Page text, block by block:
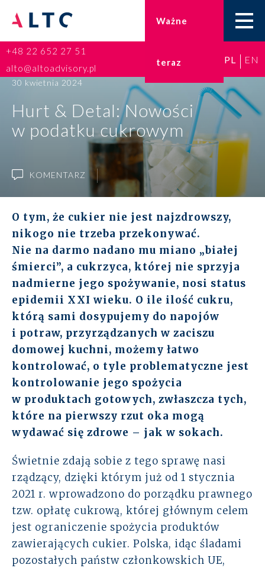
Ważne
teraz
Doradztwo podatkowe
Księgowość
Kadry i płace
ESG
Broker ubezpieczeniowy
Prawo karne dla biznesu
Rozwiązania
Zespół
Dołącz do nas
Dlaczego ALTO
Case studies
Baza wiedzy
ALTOstratus
Kontakt
+48 22 652 27 51
alto@altoadvisory.pl
PL EN
30 kwietnia 2024
Hurt & Detal: Nowości
w podatku cukrowym
KOMENTARZ
O tym, że cukier nie jest najzdrowszy,
nikogo nie trzeba przekonywać.
Nie na darmo nadano mu miano „białej
śmierci”, a cukrzyca, której nie sprzyja
nadmierne jego spożywanie, nosi status
epidemii XXI wieku. O ile ilość cukru,
którą sami dosypujemy do napojów
i potraw, przyrządzanych w zaciszu
domowej kuchni, możemy łatwo
kontrolować, o tyle problematyczne jest
kontrolowanie jego spożycia
w produktach gotowych, zwłaszcza tych,
które na pierwszy rzut oka mogą
wydawać się zdrowe – jak w sokach.
Świetnie zdają sobie z tego sprawę nasi
rządzący, dzięki którym już od 1 stycznia
2021 r. wprowadzono do porządku prawnego
tzw. opłatę cukrową, której głównym celem
jest ograniczenie spożycia produktów
zawierających cukier. Polska, idąc śladami
pozostałych państw członkowskich UE,